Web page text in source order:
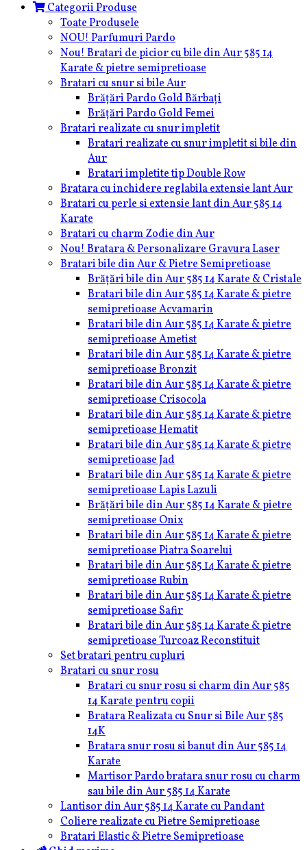
Categorii Produse
Toate Produsele
NOU! Parfumuri Pardo
Nou! Bratari de picior cu bile din Aur 585 14
Karate & pietre semipretioase
Bratari cu snur si bile Aur
Brățări Pardo Gold Bărbați
Brățări Pardo Gold Femei
Bratari realizate cu snur impletit
Bratari realizate cu snur impletit si bile din
Aur
Bratari impletite tip Double Row
Bratara cu inchidere reglabila extensie lant Aur
Bratari cu perle si extensie lant din Aur 585 14
Karate
Bratari cu charm Zodie din Aur
Nou! Bratara & Personalizare Gravura Laser
Bratari bile din Aur & Pietre Semipretioase
Brățări bile din Aur 585 14 Karate & Cristale
Bratari bile din Aur 585 14 Karate & pietre
semipretioase Acvamarin
Bratari bile din Aur 585 14 Karate & pietre
semipretioase Ametist
Bratari bile din Aur 585 14 Karate & pietre
semipretioase Bronzit
Bratari bile din Aur 585 14 Karate & pietre
semipretioase Crisocola
Bratari bile din Aur 585 14 Karate & pietre
semipretioase Hematit
Bratari bile din Aur 585 14 Karate & pietre
semipretioase Jad
Bratari bile din Aur 585 14 Karate & pietre
semipretioase Lapis Lazuli
Brățări bile din Aur 585 14 Karate & pietre
semipretioase Onix
Bratari bile din Aur 585 14 Karate & pietre
semipretioase Piatra Soarelui
Bratari bile din Aur 585 14 Karate & pietre
semipretioase Rubin
Bratari bile din Aur 585 14 Karate & pietre
semipretioase Safir
Bratari bile din Aur 585 14 Karate & pietre
semipretioase Turcoaz Reconstituit
Set bratari pentru cupluri
Bratari cu snur rosu
Bratari cu snur rosu si charm din Aur 585
14 Karate pentru copii
Bratara Realizata cu Snur si Bile Aur 585
14K
Bratara snur rosu si banut din Aur 585 14
Karate
Martisor Pardo bratara snur rosu cu charm
sau bile din Aur 585 14 Karate
Lantisor din Aur 585 14 Karate cu Pandant
Coliere realizate cu Pietre Semipretioase
Bratari Elastic & Pietre Semipretioase